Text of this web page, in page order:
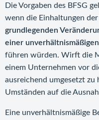
Die Vorgaben des BFSG
wenn die Einhaltungen
grundlegenden
einer
führen würden. Wirft die
einem Unternehmen vor
ausreichend umgesetzt zu
Umständen auf die
Eine unverhältnismäßige